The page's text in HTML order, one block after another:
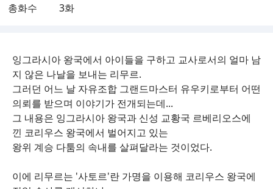
총화수
3화
잉그라시아 왕국에서 아이들을 구하고 교사로서의 얼마 남
지 않은 나날을 보내는 리무르.
그러던 어느 날 자유조합 그랜드마스터 유우키로부터 어떤
의뢰를 받으며 이야기가 전개되는데...
그 내용은 잉그라시아 왕국과 신성 교황국 르베리오스에
낀 코리우스 왕국에서 벌어지고 있는
왕위 계승 다툼의 속내를 살펴달라는 것이었다.
이에 리무르는 '사토르'란 가명을 이용해 코리우스 왕국에